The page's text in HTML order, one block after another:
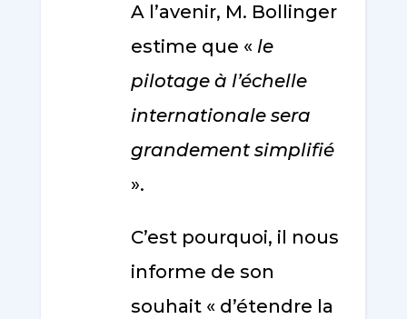
A l’avenir, M. Bollinger
estime que « le
pilotage à l’échelle
internationale sera
grandement simplifié
».
C’est pourquoi, il nous
informe de son
souhait « d’étendre la